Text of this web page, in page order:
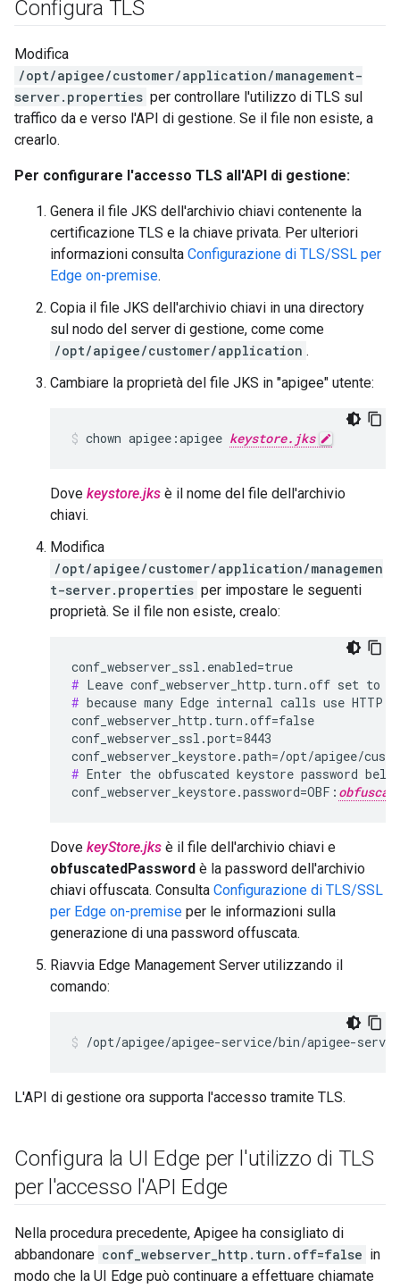
Configura TLS
Modifica
/opt/apigee/customer/application/management-
server.properties per controllare l'utilizzo di TLS sul
traffico da e verso l'API di gestione. Se il file non esiste, a
crearlo.
Per configurare l'accesso TLS all'API di gestione:
Genera il file JKS dell'archivio chiavi contenente la
certificazione TLS e la chiave privata. Per ulteriori
informazioni consulta Configurazione di TLS/SSL per
Edge on-premise.
Copia il file JKS dell'archivio chiavi in una directory
sul nodo del server di gestione, come come
/opt/apigee/customer/application .
Cambiare la proprietà del file JKS in "apigee" utente:
chown apigee:apigee keystore.jks
Dove keystore.jks è il nome del file dell'archivio
chiavi.
Modifica
/opt/apigee/customer/application/managemen
t-server.properties per impostare le seguenti
proprietà. Se il file non esiste, crealo:
#
# because many Edge internal calls use HTTP.
conf_webserver_http.turn.off=false
conf_webserver_ssl.port=8443
conf_webserver_keystore.path=/opt/apigee/
# Enter the obfuscated keystore password
conf_webserver_keystore.password=OBF:
Dove keyStore.jks è il file dell'archivio chiavi e
obfuscatedPassword è la password dell'archivio
chiavi offuscata. Consulta Configurazione di TLS/SSL
per Edge on-premise per le informazioni sulla
generazione di una password offuscata.
Riavvia Edge Management Server utilizzando il
comando:
/opt/apigee/apigee-service/bin/apigee-
L'API di gestione ora supporta l'accesso tramite TLS.
Configura la UI Edge per l'utilizzo di TLS
per l'accesso l'API Edge
Nella procedura precedente, Apigee ha consigliato di
abbandonare conf_webserver_http.turn.off=false in
modo che la UI Edge può continuare a effettuare chiamate